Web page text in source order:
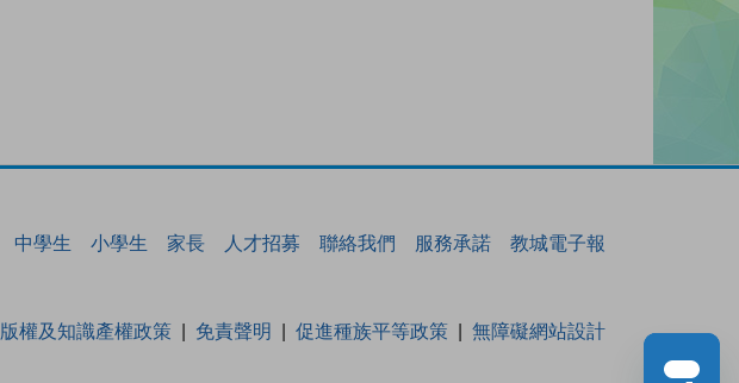
中學生 小學生 家長 人才招募 聯絡我們 服務承諾 教城電子報
版權及知識產權政策 免責聲明 促進種族平等政策 無障礙網站設計